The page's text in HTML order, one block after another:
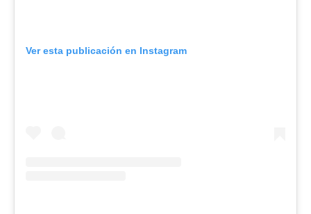
Ver esta publicación en Instagram